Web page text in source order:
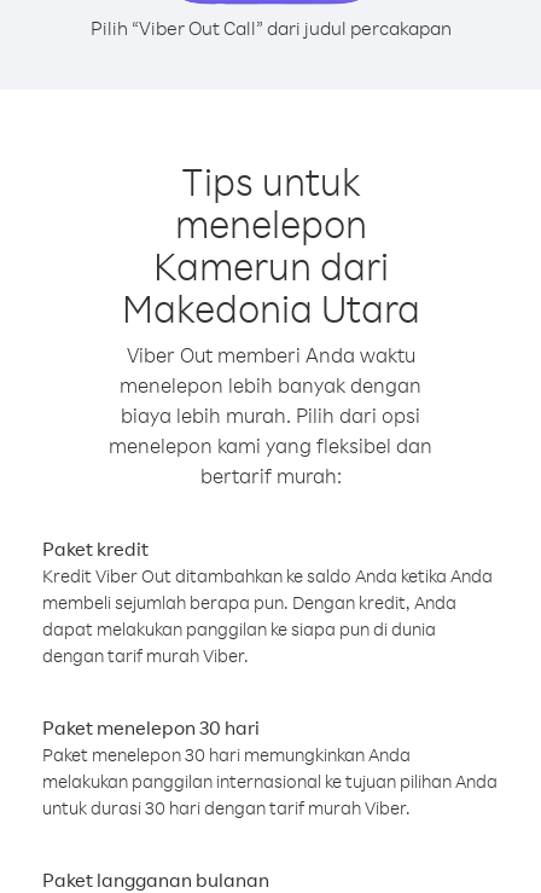
Pilih “Viber Out Call” dari judul percakapan
Tips untuk
menelepon
Kamerun dari
Makedonia Utara
Viber Out memberi Anda waktu
menelepon lebih banyak dengan
biaya lebih murah. Pilih dari opsi
menelepon kami yang fleksibel dan
bertarif murah:
Paket kredit
Kredit Viber Out ditambahkan ke saldo Anda ketika Anda
membeli sejumlah berapa pun. Dengan kredit, Anda
dapat melakukan panggilan ke siapa pun di dunia
dengan tarif murah Viber.
Paket menelepon 30 hari
Paket menelepon 30 hari memungkinkan Anda
melakukan panggilan internasional ke tujuan pilihan Anda
untuk durasi 30 hari dengan tarif murah Viber.
Paket langganan bulanan